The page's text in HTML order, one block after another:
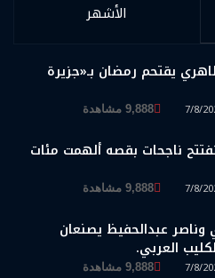
الأشهر
يقتحم رمضان بـ«جزيرة
9,888 مشاهدة
ناجحات بقصه ألهمت مئات
9,888 مشاهدة
وناصر عبدالحفيظ يصنعان
العربي.
9,888 مشاهدة